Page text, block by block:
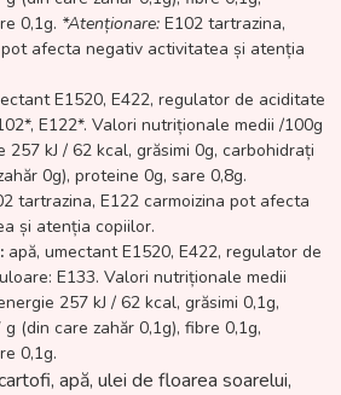
0,1g. *Atenționare: E102 tartrazina,
pot afecta negativ activitatea și atenția
E1520, E422, regulator de aciditate
E122*. Valori nutriționale medii /100g
257 kJ / 62 kcal, grăsimi 0g, carbohidrați
0g), proteine 0g, sare 0,8g.
tartrazina, E122 carmoizina pot afecta
și atenția copiilor.
apă, umectant E1520, E422, regulator de
E133. Valori nutriționale medii
257 kJ / 62 kcal, grăsimi 0,1g,
(din care zahăr 0,1g), fibre 0,1g,
0,1g.
apă, ulei de floarea soarelui,